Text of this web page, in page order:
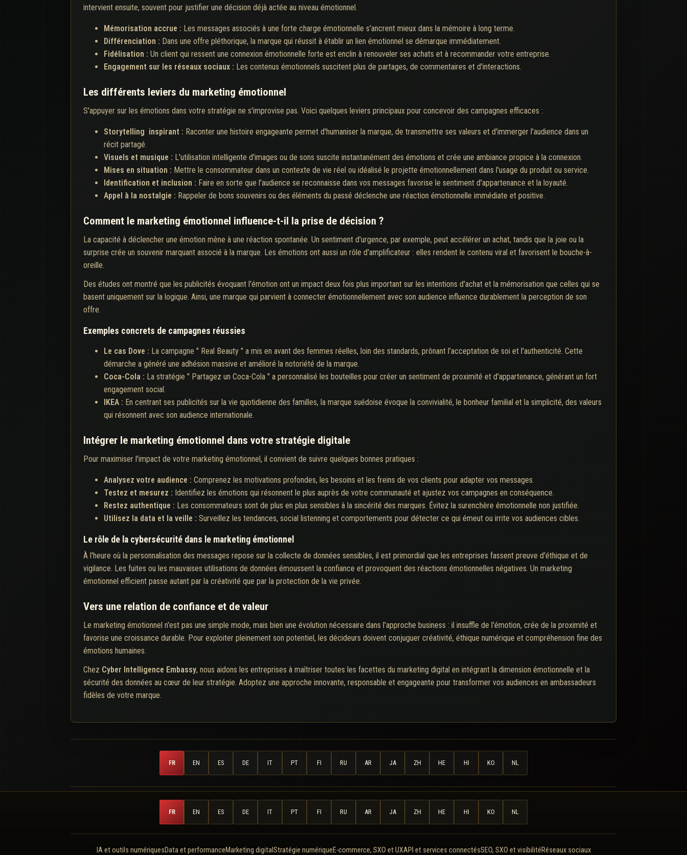
intervient ensuite, souvent pour justifier une décision déjà actée au niveau émotionnel.
Mémorisation accrue : Les messages associés à une forte charge émotionnelle s'ancrent mieux dans la mémoire à long terme.
Différenciation : Dans une offre pléthorique, la marque qui réussit à établir un lien émotionnel se démarque immédiatement.
Fidélisation : Un client qui ressent une connexion émotionnelle forte est enclin à renouveler ses achats et à recommander votre entreprise.
Engagement sur les réseaux sociaux : Les contenus émotionnels suscitent plus de partages, de commentaires et d'interactions.
Les différents leviers du marketing émotionnel
S'appuyer sur les émotions dans votre stratégie ne s'improvise pas. Voici quelques leviers principaux pour concevoir des campagnes efficaces :
Storytelling inspirant : Raconter une histoire engageante permet d'humaniser la marque, de transmettre ses valeurs et d'immerger l'audience dans un
récit partagé.
Visuels et musique : L'utilisation intelligente d'images ou de sons suscite instantanément des émotions et crée une ambiance propice à la connexion.
Mises en situation : Mettre le consommateur dans un contexte de vie réel ou idéalisé le projette émotionnellement dans l'usage du produit ou service.
Identification et inclusion : Faire en sorte que l'audience se reconnaisse dans vos messages favorise le sentiment d'appartenance et la loyauté.
Appel à la nostalgie : Rappeler de bons souvenirs ou des éléments du passé déclenche une réaction émotionnelle immédiate et positive.
Comment le marketing émotionnel influence-t-il la prise de décision ?
La capacité à déclencher une émotion mène à une réaction spontanée. Un sentiment d'urgence, par exemple, peut accélérer un achat, tandis que la joie ou la
surprise crée un souvenir marquant associé à la marque. Les émotions ont aussi un rôle d'amplificateur : elles rendent le contenu viral et favorisent le bouche-à-
oreille.
Des études ont montré que les publicités évoquant l'émotion ont un impact deux fois plus important sur les intentions d'achat et la mémorisation que celles qui se
basent uniquement sur la logique. Ainsi, une marque qui parvient à connecter émotionnellement avec son audience influence durablement la perception de son
offre.
Exemples concrets de campagnes réussies
Le cas Dove : La campagne " Real Beauty " a mis en avant des femmes réelles, loin des standards, prônant l'acceptation de soi et l'authenticité. Cette
démarche a généré une adhésion massive et amélioré la notoriété de la marque.
Coca-Cola : La stratégie " Partagez un Coca-Cola " a personnalisé les bouteilles pour créer un sentiment de proximité et d'appartenance, générant un fort
engagement social.
IKEA : En centrant ses publicités sur la vie quotidienne des familles, la marque suédoise évoque la convivialité, le bonheur familial et la simplicité, des valeurs
qui résonnent avec son audience internationale.
Intégrer le marketing émotionnel dans votre stratégie digitale
Pour maximiser l'impact de votre marketing émotionnel, il convient de suivre quelques bonnes pratiques :
Analysez votre audience : Comprenez les motivations profondes, les besoins et les freins de vos clients pour adapter vos messages.
Testez et mesurez : Identifiez les émotions qui résonnent le plus auprès de votre communauté et ajustez vos campagnes en conséquence.
Restez authentique : Les consommateurs sont de plus en plus sensibles à la sincérité des marques. Évitez la surenchère émotionnelle non justifiée.
Utilisez la data et la veille : Surveillez les tendances, social listenning et comportements pour détecter ce qui émeut ou irrite vos audiences cibles.
Le rôle de la cybersécurité dans le marketing émotionnel
À l'heure où la personnalisation des messages repose sur la collecte de données sensibles, il est primordial que les entreprises fassent preuve d'éthique et de
vigilance. Les fuites ou les mauvaises utilisations de données émoussent la confiance et provoquent des réactions émotionnelles négatives. Un marketing
émotionnel efficient passe autant par la créativité que par la protection de la vie privée.
Vers une relation de confiance et de valeur
Le marketing émotionnel n'est pas une simple mode, mais bien une évolution nécessaire dans l'approche business : il insuffle de l'émotion, crée de la proximité et
favorise une croissance durable. Pour exploiter pleinement son potentiel, les décideurs doivent conjuguer créativité, éthique numérique et compréhension fine des
émotions humaines.
Chez Cyber Intelligence Embassy, nous aidons les entreprises à maîtriser toutes les facettes du marketing digital en intégrant la dimension émotionnelle et la
sécurité des données au cœur de leur stratégie. Adoptez une approche innovante, responsable et engageante pour transformer vos audiences en ambassadeurs
fidèles de votre marque.
FR EN ES DE IT PT FI RU AR JA ZH HE HI KO NL
FR EN ES DE IT PT FI RU AR JA ZH HE HI KO NL
IA et outils numériquesData et performanceMarketing digitalStratégie numériqueE-commerce, SXO et UXAPI et services connectésSEO, SXO et visibilitéRéseaux sociaux